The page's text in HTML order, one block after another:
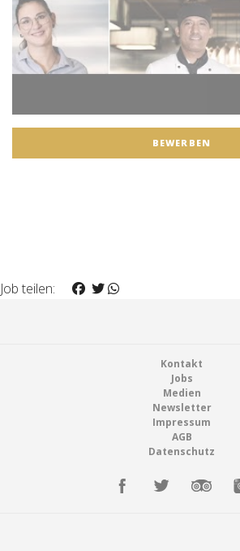
BEWERBEN
Job teilen:
Kontakt
Jobs
Medien
Newsletter
Impressum
AGB
Datenschutz